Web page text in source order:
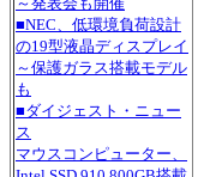
■NEC、低環境負荷設計
の19型液晶ディスプレイ
～保護ガラス搭載モデル
も
■ダイジェスト・ニュー
ス
マウスコンピューター、